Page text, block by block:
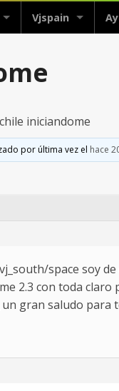
Vjspain
iniciandome
por última vez el hace
space soy
2.3 con toda
un gran saludo para